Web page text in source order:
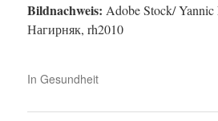
Bildnachweis: Adobe Stock/
Нагирняк, rh2010
In Gesundheit